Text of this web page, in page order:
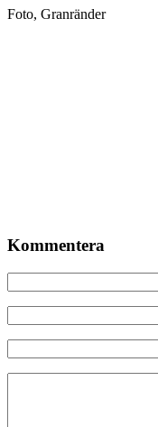
Foto, Granränder
Kommentera